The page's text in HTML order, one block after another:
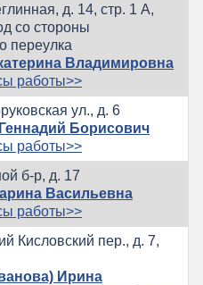
д. 14, стр. 1 А,
со стороны
переулка
Владимировна
работы>>
ул., д. 6
Борисович
работы>>
б-р, д. 17
Васильевна
работы>>
Кисловский пер., д. 7,
Ирина